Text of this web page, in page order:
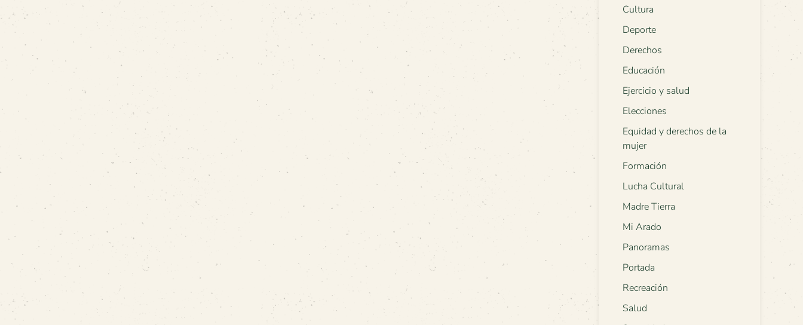
Cultura
Deporte
Derechos
Educación
Ejercicio y salud
Elecciones
Equidad y derechos de la
mujer
Formación
Lucha Cultural
Madre Tierra
Mi Arado
Panoramas
Portada
Recreación
Salud